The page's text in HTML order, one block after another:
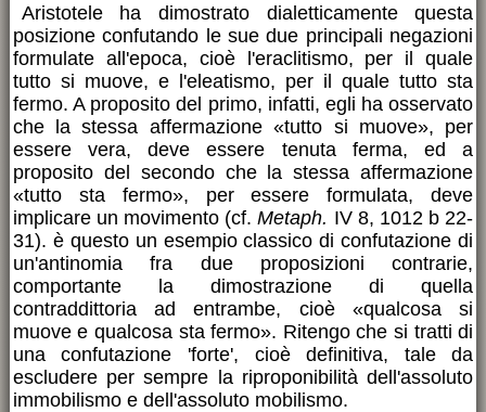
Aristotele ha dimostrato dialetticamente questa
posizione confutando le sue due principali negazioni
formulate all'epoca, cioè l'eraclitismo, per il quale
tutto si muove, e l'eleatismo, per il quale tutto sta
fermo. A proposito del primo, infatti, egli ha osservato
che la stessa affermazione «tutto si muove», per
essere vera, deve essere tenuta ferma, ed a
proposito del secondo che la stessa affermazione
«tutto sta fermo», per essere formulata, deve
implicare un movimento (cf.Metaph. IV 8, 1012 b 22-
31). è questo un esempio classico di confutazione di
un'antinomia fra due proposizioni contrarie,
comportante la dimostrazione di quella
contraddittoria ad entrambe, cioè «qualcosa si
muove e qualcosa sta fermo». Ritengo che si tratti di
una confutazione 'forte', cioè definitiva, tale da
escludere per sempre la riproponibilità dell'assoluto
immobilismo e dell'assoluto mobilismo.